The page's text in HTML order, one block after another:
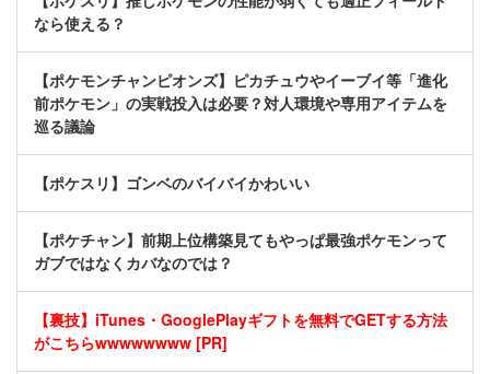
なら使える？
【ポケモンチャンピオンズ】ピカチュウやイーブイ等「進化
前ポケモン」の実戦投入は必要？対人環境や専用アイテムを
巡る議論
【ポケスリ】ゴンベのバイバイかわいい
【ポケチャン】前期上位構築見てもやっぱ最強ポケモンって
ガブではなくカバなのでは？
【裏技】iTunes・GooglePlayギフトを無料でGETする方法
がこちらwwwwwwww [PR]